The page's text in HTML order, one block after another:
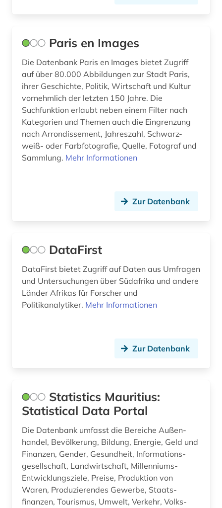
religion (5)
russisch (1)
russische literatur (1)
russland (4)
schweiz (3)
sicherheit (1)
sozialstruktur (2)
sozialwesen (2)
sozialwissenschaften (5)
sprache (2)
staat (1)
staatsrecht (1)
stadt (1)
stammdaten (1)
statistik (29)
Paris en Images
Die Datenbank Paris en Images bietet Zugriff
auf über 80.000 Abbildungen zur Stadt Paris,
ihrer Geschichte, Politik, Wirtschaft und Kultur
vornehmlich der letzten 150 Jahre. Die
Suchfunktion erlaubt neben einem Filter nach
Kategorien und Themen auch die Eingrenzung
nach Arrondissement, Jahreszahl, Schwarz-
weiß- oder Farbfotografie, Quelle, Fotograf und
Sammlung. Mehr Informationen
Zur Datenbank
DataFirst
DataFirst bietet Zugriff auf Daten aus Umfragen
und Untersuchungen über Südafrika und andere
Länder Afrikas für Forscher und
Politikanalytiker. Mehr Informationen
Zur Datenbank
Statistics Mauritius:
Statistical Data Portal
Die Datenbank umfasst die Bereiche Außen­
handel, Bevöl­kerung, Bildung, Energie, Geld und
Finan­zen, Gender, Gesund­heit, Informa­tions­
gesell­schaft, Land­wirt­schaft, Millen­niums-
Entwick­lungs­ziele, Preise, Produk­tion von
Waren, Produ­zierendes Gewerbe, Staats­
finanzen, Touris­mus, Umwelt, Verkehr, Volks­